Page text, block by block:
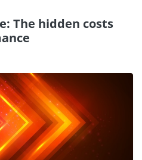
The hidden costs